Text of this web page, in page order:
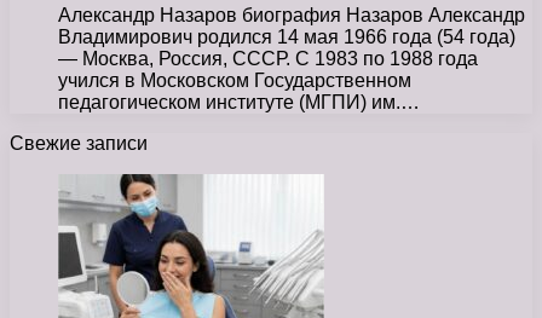
Александр Назаров биография Назаров Александр
Владимирович родился 14 мая 1966 года (54 года)
— Москва, Россия, СССР. С 1983 по 1988 года
учился в Московском Государственном
педагогическом институте (МГПИ) им.…
Свежие записи